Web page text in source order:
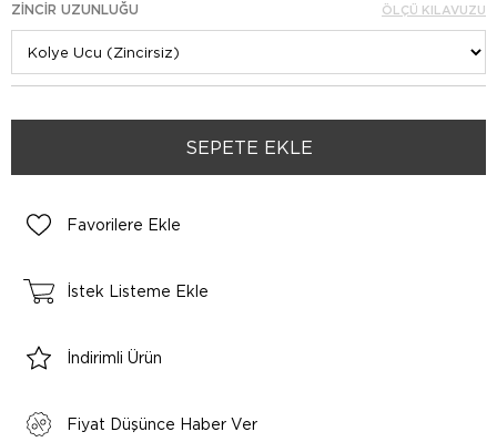
ZINCIR UZUNLUĞU ÖLÇÜ KILAVUZU
Favorilere Ekle
İstek Listeme Ekle
İndirimli Ürün
Fiyat Düşünce Haber Ver